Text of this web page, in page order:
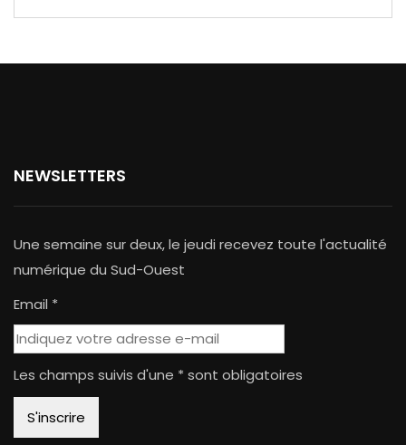
NEWSLETTERS
Une semaine sur deux, le jeudi recevez toute l'actualité
numérique du Sud-Ouest
Email *
Les champs suivis d'une * sont obligatoires